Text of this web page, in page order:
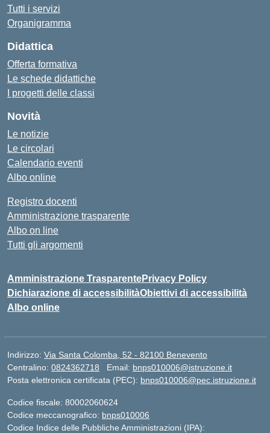
Tutti i servizi
Organigramma
Didattica
Offerta formativa
Le schede didattiche
I progetti delle classi
Novità
Le notizie
Le circolari
Calendario eventi
Albo online
Registro docenti
Amministrazione trasparente
Albo on line
Tutti gli argomenti
Amministrazione TrasparentePrivacy Policy
Dichiarazione di accessibilitàObiettivi di accessibilità
Albo online
Indirizzo: Via Santa Colomba, 52 - 82100 Benevento
Centralino: 0824362718 Email: bnps010006@istruzione.it
Posta elettronica certificata (PEC): bnps010006@pec.istruzione.it
Codice fiscale: 80002060624
Codice meccanografico: bnps010006
Codice Indice delle Pubbliche Amministrazioni (IPA):